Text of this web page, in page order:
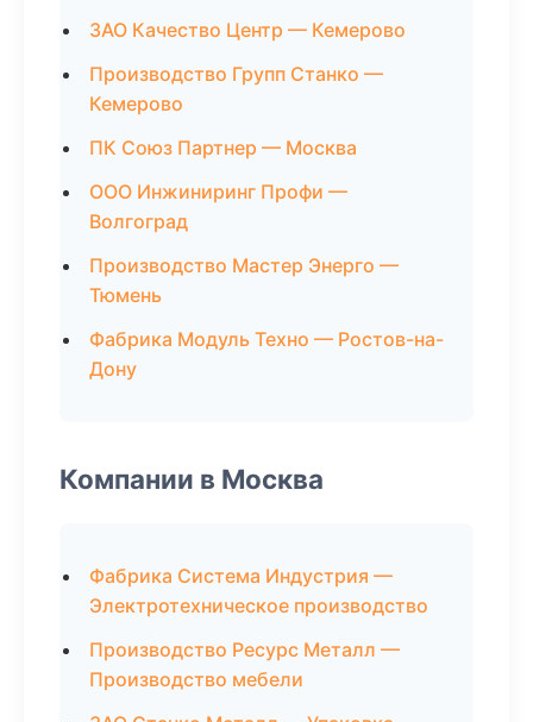
ЗАО Качество Центр — Кемерово
Производство Групп Станко —
Кемерово
ПК Союз Партнер — Москва
ООО Инжиниринг Профи —
Волгоград
Производство Мастер Энерго —
Тюмень
Фабрика Модуль Техно — Ростов-на-
Дону
Компании в Москва
Фабрика Система Индустрия —
Электротехническое производство
Производство Ресурс Металл —
Производство мебели